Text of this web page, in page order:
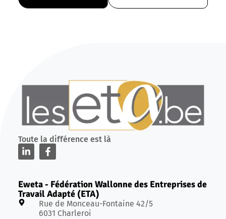
Toute la différence est là
Eweta - Fédération Wallonne des Entreprises de
Travail Adapté (ETA)
Rue de Monceau-Fontaine 42/5
6031 Charleroi